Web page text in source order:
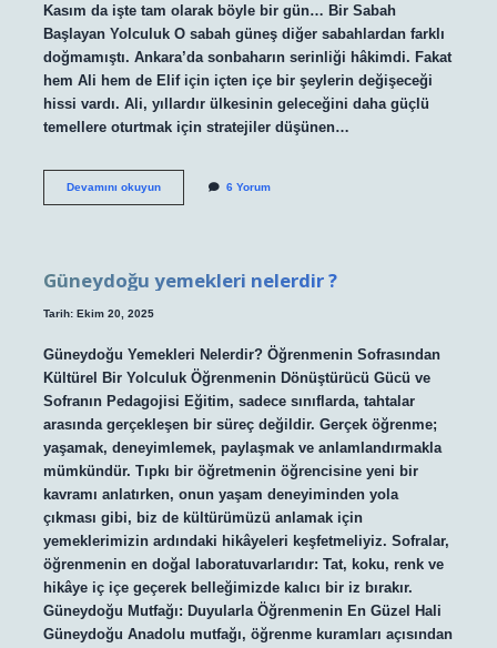
Kasım da işte tam olarak böyle bir gün… Bir Sabah
Başlayan Yolculuk O sabah güneş diğer sabahlardan farklı
doğmamıştı. Ankara’da sonbaharın serinliği hâkimdi. Fakat
hem Ali hem de Elif için içten içe bir şeylerin değişeceği
hissi vardı. Ali, yıllardır ülkesinin geleceğini daha güçlü
temellere oturtmak için stratejiler düşünen…
Devamını okuyun3
Kasımın
6 Yorum
Güneydoğu yemekleri nelerdir ?
Tarih: Ekim 20, 2025
Güneydoğu Yemekleri Nelerdir? Öğrenmenin Sofrasından
Kültürel Bir Yolculuk Öğrenmenin Dönüştürücü Gücü ve
Sofranın Pedagojisi Eğitim, sadece sınıflarda, tahtalar
arasında gerçekleşen bir süreç değildir. Gerçek öğrenme;
yaşamak, deneyimlemek, paylaşmak ve anlamlandırmakla
mümkündür. Tıpkı bir öğretmenin öğrencisine yeni bir
kavramı anlatırken, onun yaşam deneyiminden yola
çıkması gibi, biz de kültürümüzü anlamak için
yemeklerimizin ardındaki hikâyeleri keşfetmeliyiz. Sofralar,
öğrenmenin en doğal laboratuvarlarıdır: Tat, koku, renk ve
hikâye iç içe geçerek belleğimizde kalıcı bir iz bırakır.
Güneydoğu Mutfağı: Duyularla Öğrenmenin En Güzel Hali
Güneydoğu Anadolu mutfağı, öğrenme kuramları açısından